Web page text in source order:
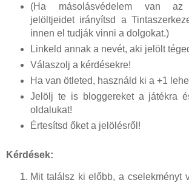
(Ha másolásvédelem van az
jelöltjeidet irányítsd a
innen el tudják vinni a dolgokat.)
Linkeld annak a nevét, aki jelölt
Válaszolj a kérdésekre!
Ha van ötleted, használd ki a +1
Jelölj te is bloggereket a játékra
oldalukat!
Értesítsd őket a jelölésről!
Kérdések:
Mit találsz ki előbb, a cselekményt